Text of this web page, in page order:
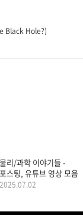
Black Hole?)
물리/과학 이야기들 -
포스팅, 유튜브 영상 모음
2025.07.02